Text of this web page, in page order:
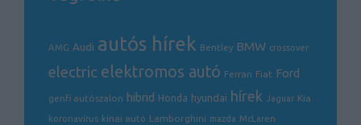
AMG Audi autós hírek Bentley BMW crossover
electric elektromos autó Ferrari Fiat Ford
genfi autószalon hibrid Honda hyundai hírek Jaguar Kia
koronavírus kínai autó Lamborghini mazda McLaren